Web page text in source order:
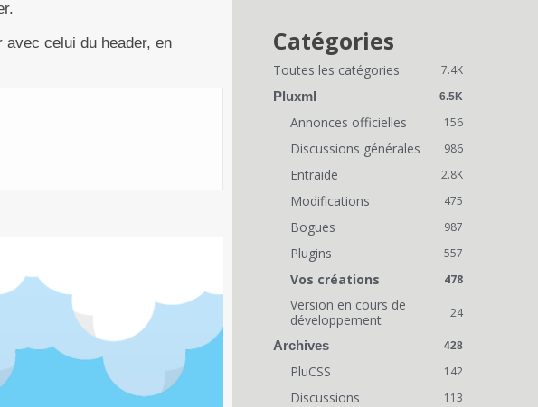
celui du header, en
n
s
r
Catégories
7.4K
Toutes les catégories
6.5K
Pluxml
156
Annonces officielles
986
Discussions générales
2.8K
Entraide
475
Modifications
987
Bogues
557
Plugins
478
Vos créations
24
Version en cours de
développement
428
Archives
142
PluCSS
113
Discussions